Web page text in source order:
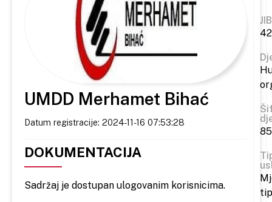
UMDD Merhamet Bihać
Datum registracije: 2024-11-16 07:53:28
DOKUMENTACIJA
Sadržaj je dostupan ulogovanim korisnicima.
JIB
tip